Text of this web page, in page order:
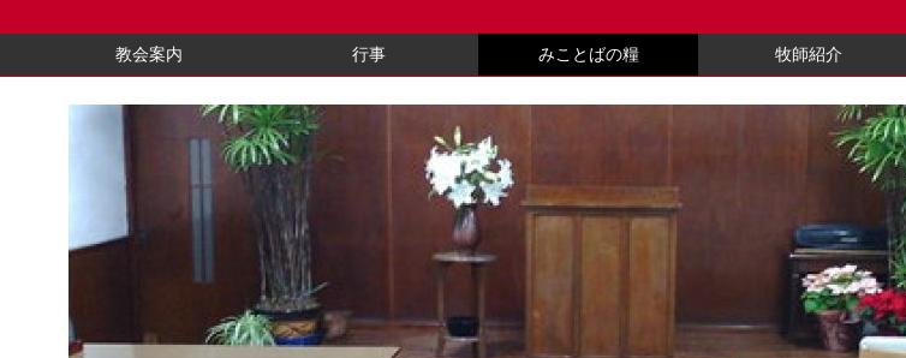
教会案内 行事 みことばの糧 牧師紹介